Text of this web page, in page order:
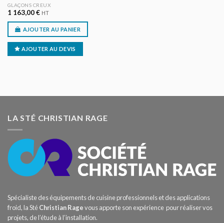
GLAÇONS CREUX
1 163,00€ HT
AJOUTER AU PANIER
AJOUTER AU DEVIS
LA STÉ CHRISTIAN RAGE
Spécialiste des équipements de cuisine professionnels et des applications
froid, la StéChristian Ragevous apporte son expérience pour réaliser vos
projets, de l’étude à l’installation.